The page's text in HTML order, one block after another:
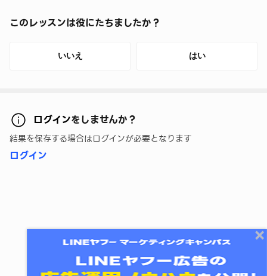
このレッスンは役にたちましたか？
いいえ はい
ログインをしませんか？
結果を保存する場合はログインが必要となります
ログイン